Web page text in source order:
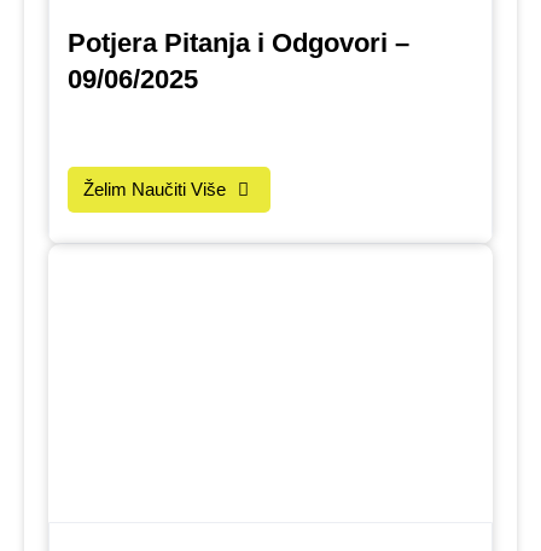
Potjera Pitanja i Odgovori –
09/06/2025
Želim Naučiti Više